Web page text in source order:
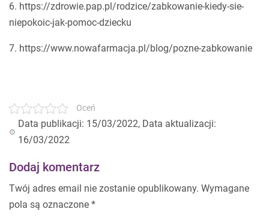
6. https://zdrowie.pap.pl/rodzice/zabkowanie-kiedy-sie-
niepokoic-jak-pomoc-dziecku
7. https://www.nowafarmacja.pl/blog/pozne-zabkowanie
Oceń
Data publikacji: 15/03/2022, Data aktualizacji:
16/03/2022
Dodaj komentarz
Twój adres email nie zostanie opublikowany. Wymagane
pola są oznaczone *